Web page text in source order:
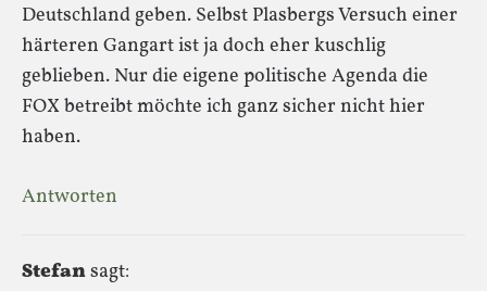
Deutschland geben. Selbst Plasbergs Versuch einer
härteren Gangart ist ja doch eher kuschlig
geblieben. Nur die eigene politische Agenda die
FOX betreibt möchte ich ganz sicher nicht hier
haben.
Antworten
Stefansagt: